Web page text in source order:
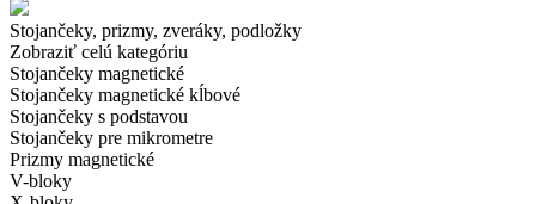
Stojančeky, prizmy, zveráky, podložky
Zobraziť celú kategóriu
Stojančeky magnetické
Stojančeky magnetické kĺbové
Stojančeky s podstavou
Stojančeky pre mikrometre
Prizmy magnetické
V-bloky